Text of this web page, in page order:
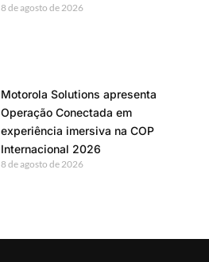
8 de agosto de 2026
Motorola Solutions apresenta
Operação Conectada em
experiência imersiva na COP
Internacional 2026
8 de agosto de 2026